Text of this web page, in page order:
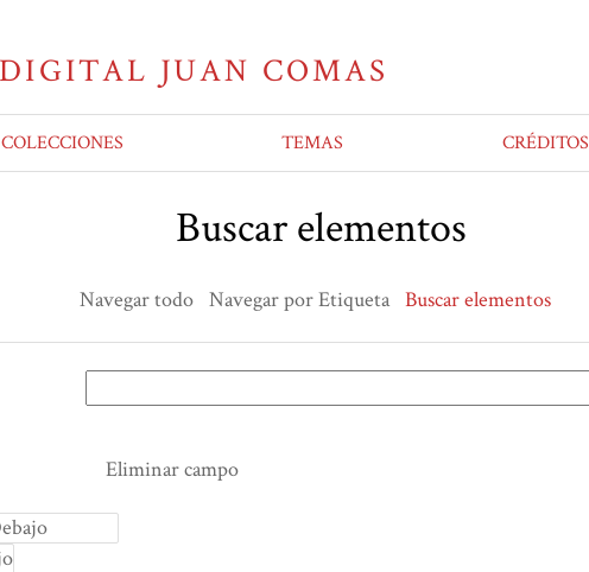
COLECCIONES TEMAS CRÉDITOS
Buscar elementos
Navegar todo Navegar por Etiqueta Buscar elementos
Eliminar campo